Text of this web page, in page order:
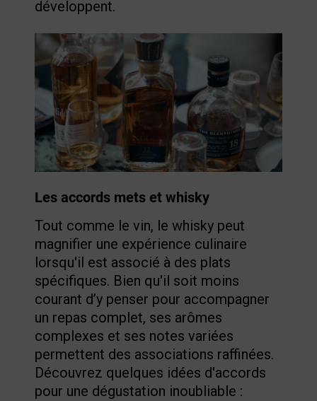
développent.
Les accords mets et whisky
Tout comme le vin, le whisky peut
magnifier une expérience culinaire
lorsqu'il est associé à des plats
spécifiques. Bien qu'il soit moins
courant d’y penser pour accompagner
un repas complet, ses arômes
complexes et ses notes variées
permettent des associations raffinées.
Découvrez quelques idées d'accords
pour une dégustation inoubliable :